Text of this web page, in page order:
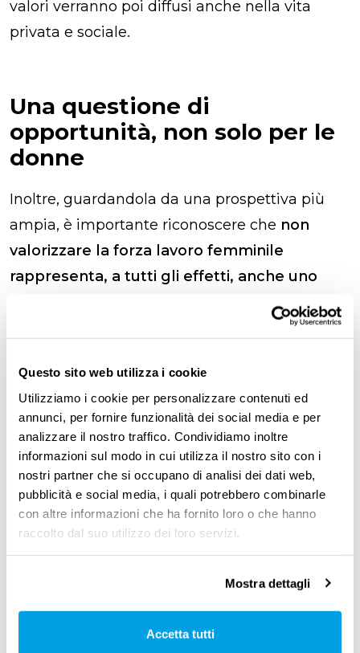
Questo sito web utilizza i cookie
Utilizziamo i cookie per personalizzare contenuti ed
annunci, per fornire funzionalità dei social media e per
analizzare il nostro traffico. Condividiamo inoltre
informazioni sul modo in cui utilizza il nostro sito con i
nostri partner che si occupano di analisi dei dati web,
pubblicità e social media, i quali potrebbero combinarle
con altre informazioni che ha fornito loro o che hanno
raccolto dal suo utilizzo dei loro servizi.
Mostra dettagli
Accetta tutti
valori verranno poi diffusi anche nella vita
privata e sociale.
Una questione di
opportunità, non solo per le
donne
Inoltre, guardandola da una prospettiva più
ampia, è importante riconoscere che non
valorizzare la forza lavoro femminile
rappresenta, a tutti gli effetti, anche uno
Ilmercato del lavorooggi vede unaricerca
pressante di risorse umane di valore
volta che una donna è costretta a rinunciare
alla carriera per prendersi cura della famiglia,
ciò rappresenta una perdita per tutta la
società
È fondamentale continuare a lavorare sulla
formazione e sulla consapevolezza
certificazione per la parità di genere è un
ottimo punto di partenza, ma ilcambiamento
richiede tempo e impegno. Solo attraverso un